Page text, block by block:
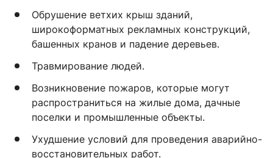
Обрушение ветхих крыш зданий,
широкоформатных рекламных конструкций,
башенных кранов и падение деревьев.
Травмирование людей.
Возникновение пожаров, которые могут
распространиться на жилые дома, дачные
поселки и промышленные объекты.
Ухудшение условий для проведения аварийно-
восстановительных работ.